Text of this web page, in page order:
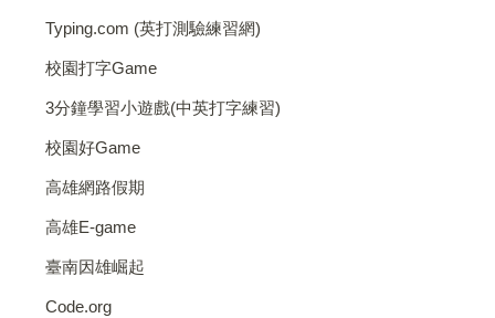
Typing.com (英打測驗練習網)
校園打字Game
3分鐘學習小遊戲(中英打字練習)
校園好Game
高雄網路假期
高雄E-game
臺南因雄崛起
Code.org